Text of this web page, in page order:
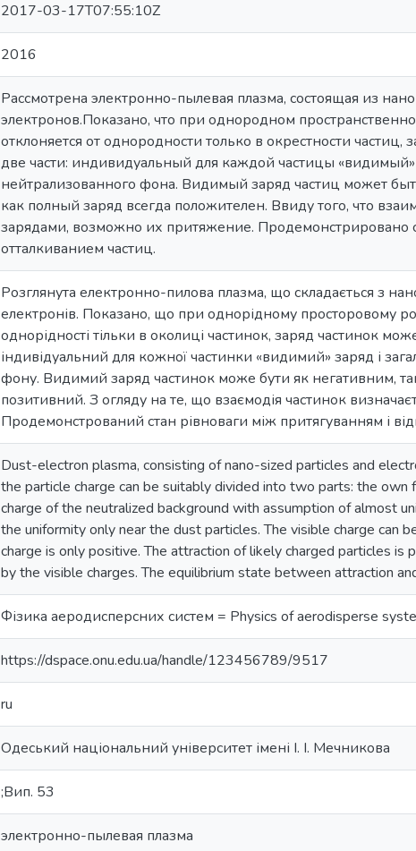
2017-03-17T07:55:10Z
2016
Рассмотрена электронно-пылевая плазма, состоящая из
электронов.Показано, что при однородном
отклоняется от однородности только в окрестности
две части: индивидуальный для каждой частицы
нейтрализованного фона. Видимый заряд частиц может
как полный заряд всегда положителен. Ввиду того, что
зарядами, возможно их притяжение.
отталкиванием частиц.
Розглянута електронно-пилова плазма, що складається з
електронів. Показано, що при однорідному просторовому
однорідності тільки в околиці частинок, заряд частинок
індивідуальний для кожної частинки «видимий» заряд і
фону. Видимий заряд частинок може бути як негативним,
позитивний. З огляду на те, що взаємодія частинок
Продемонстрований стан рівноваги між притягуванням і
Dust-electron plasma, consisting of nano-sized particles and
the particle charge can be suitably divided into two parts: the own
charge of the neutralized background with assumption of almost
the uniformity only near the dust particles. The visible charge can
charge is only positive. The attraction of likely charged particles
by the visible charges. The equilibrium state between attraction
Фізика аеродисперсних систем = Physics of aerodisperse
https://dspace.onu.edu.ua/handle/123456789/9517
ru
Одеський національний університет імені І. І. Мечникова
;Вип. 53
электронно-пылевая плазма